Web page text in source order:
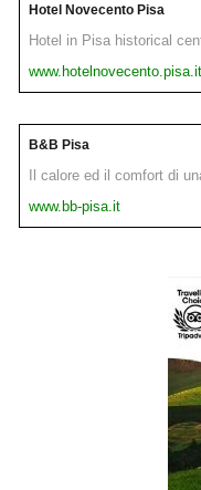
Hotel Novecento Pisa
Hotel in Pisa historical
www.hotelnovecento.pisa.it
B&B Pisa
Il calore ed il comfort di
www.bb-pisa.it